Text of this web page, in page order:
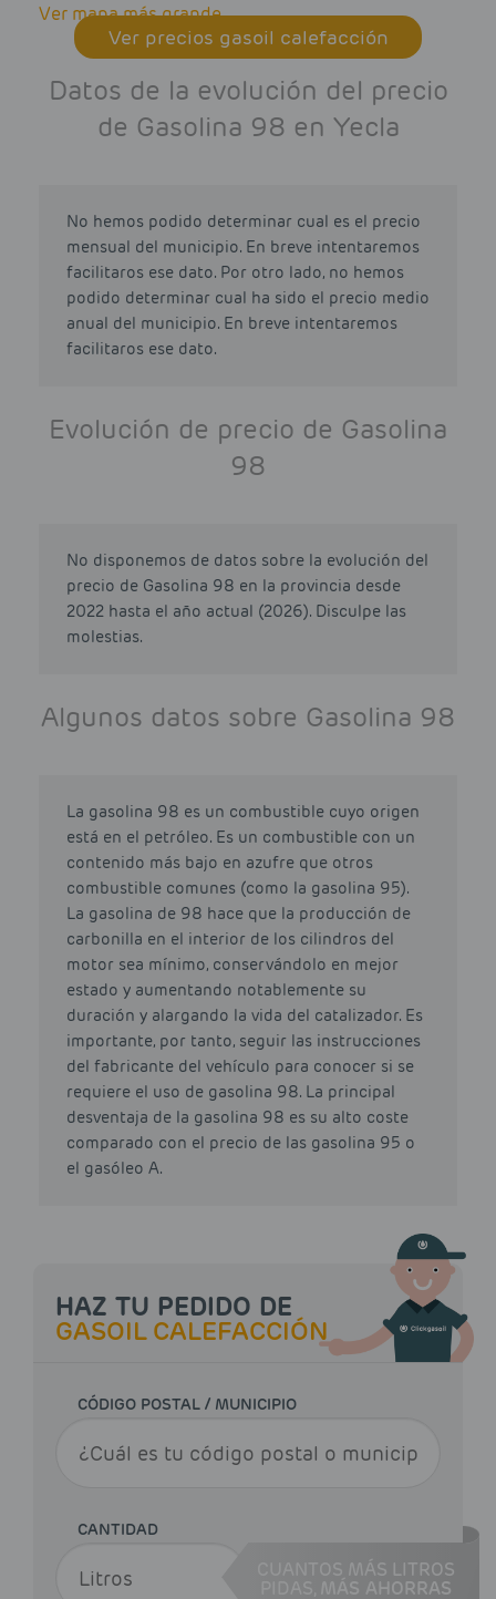
Ver mapa más grande
Ver precios gasoil calefacción
Datos de la evolución del precio
de Gasolina 98 en Yecla
No hemos podido determinar cual es el precio
mensual del municipio. En breve intentaremos
facilitaros ese dato. Por otro lado, no hemos
podido determinar cual ha sido el precio medio
anual del municipio. En breve intentaremos
facilitaros ese dato.
Evolución de precio de Gasolina
98
No disponemos de datos sobre la evolución del
precio de Gasolina 98 en la provincia desde
2022 hasta el año actual (2026). Disculpe las
molestias.
Algunos datos sobre Gasolina 98
La gasolina 98 es un combustible cuyo origen
está en el petróleo. Es un combustible con un
contenido más bajo en azufre que otros
combustible comunes (como la gasolina 95).
La gasolina de 98 hace que la producción de
carbonilla en el interior de los cilindros del
motor sea mínimo, conservándolo en mejor
estado y aumentando notablemente su
duración y alargando la vida del catalizador. Es
importante, por tanto, seguir las instrucciones
del fabricante del vehículo para conocer si se
requiere el uso de gasolina 98. La principal
desventaja de la gasolina 98 es su alto coste
comparado con el precio de las gasolina 95 o
el gasóleo A.
HAZ TU PEDIDO DE
GASOIL CALEFACCIÓN
CÓDIGO POSTAL / MUNICIPIO
CANTIDAD
CUANTOS MÁS LITROS
MÁS AHORRAS